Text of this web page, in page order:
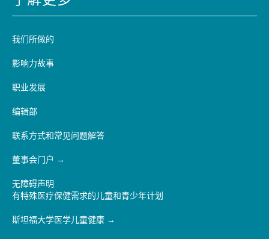
我们所做的
影响力故事
职业发展
编辑部
联系方式和常见问题解答
董事会门户
无障碍声明
有特殊医疗保健需求的儿童和青少年计划
斯坦福大学医学儿童健康